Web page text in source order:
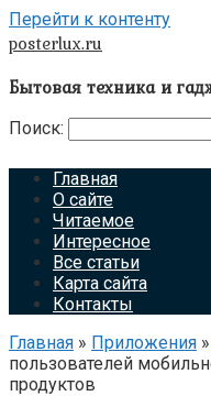
Перейти к контенту
posterlux.ru
Бытовая техника и
Поиск:
Главная
О сайте
Читаемое
Интересное
Все статьи
Карта сайта
Контакты
Главная » Приложения »
пользователей
продуктов